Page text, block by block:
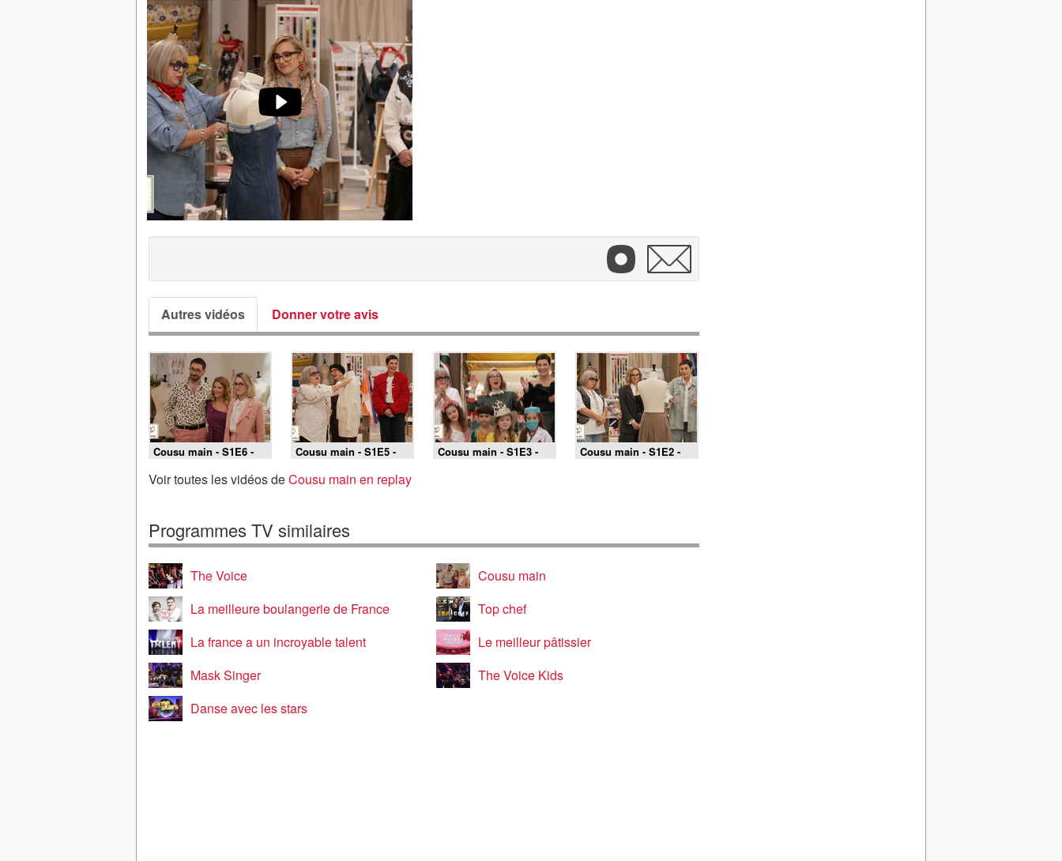
Autres vidéos Donner votre avis
Cousu main - S1E6 -
Finale : le mariage
Cousu main - S1E5 -
Demi-finale : mode in
France
Cousu main - S1E3 -
Spéciale enfance
Cousu main - S1E2 -
Retour vers les 90's
Voir toutes les vidéos deCousu main en replay
Programmes TV similaires
The Voice
Cousu main
La meilleure boulangerie de France
Top chef
La france a un incroyable talent
Le meilleur pâtissier
Mask Singer
The Voice Kids
Danse avec les stars